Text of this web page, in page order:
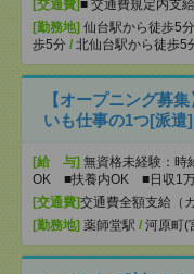
[交通費]■ 交通費規定内支
[勤務地] 仙台駅から徒歩5分
歩5分 / 北仙台駅から徒歩5
【オープニング募
いも仕事の1つ[派遣]
[給 与] 無資格未経験：
OK ■扶養内OK ■日収1
[交通費]交通費全額支給（
[勤務地] 薬師堂駅 / 河原町(